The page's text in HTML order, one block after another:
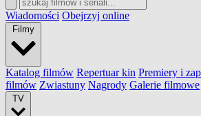
Wiadomości Obejrzyj online
Filmy
Katalog filmów Repertuar kin Premiery i
filmów Zwiastuny Nagrody Galerie filmowe
TV